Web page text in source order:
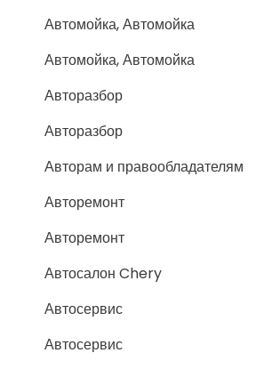
Автомойка, Автомойка
Автомойка, Автомойка
Авторазбор
Авторазбор
Авторам и правообладателям
Авторемонт
Авторемонт
Автосалон Chery
Автосервис
Автосервис